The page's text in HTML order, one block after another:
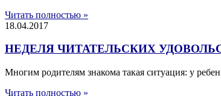
Читать полностью »
18.04.2017
НЕДЕЛЯ ЧИТАТЕЛЬСКИХ
Многим родителям знакома такая ситуация: у
Читать полностью »